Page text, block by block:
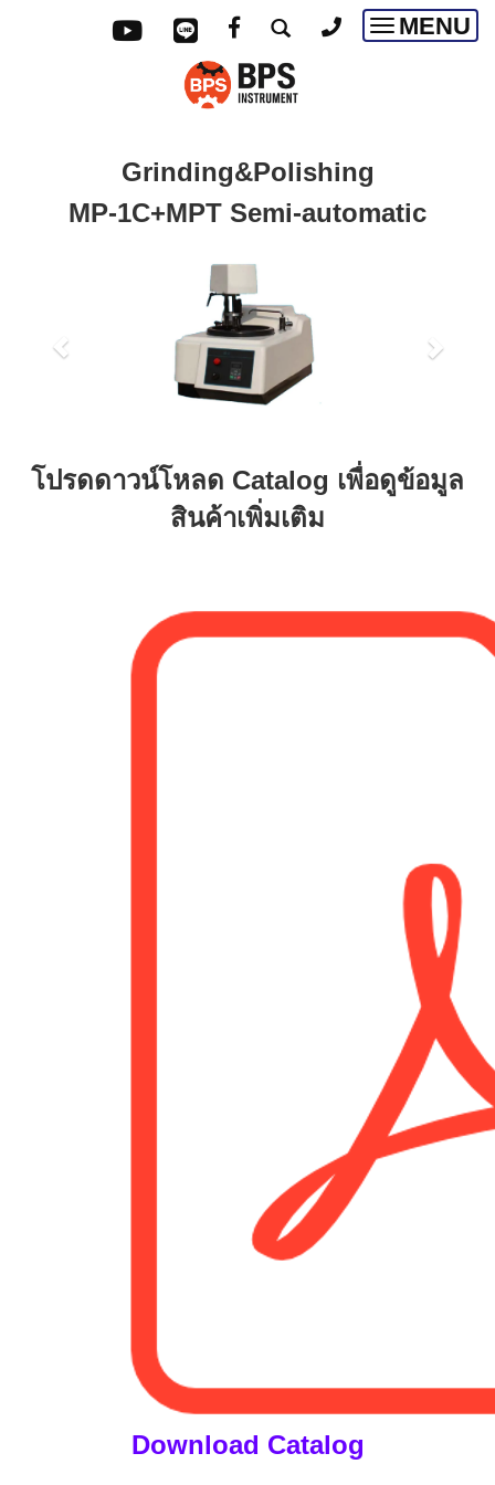
Toggle
MENU
Grinding&Polishing
MP-1C+MPT Semi-automatic
โปรดดาวน์โหลด Catalog เพื่อดูข้อมูล
สินค้าเพิ่มเติม
Download Catalog